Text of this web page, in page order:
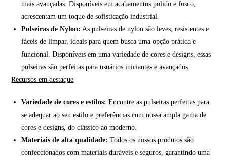
mais avançadas. Disponíveis em acabamentos polido e fosco,
acrescentam um toque de sofisticação industrial.
Pulseiras de Nylon: As pulseiras de nylon são leves, resistentes e
fáceis de limpar, ideais para quem busca uma opção prática e
funcional. Disponíveis em uma variedade de cores e designs, essas
pulseiras são perfeitas para usuários iniciantes e avançados.
Recursos em destaque
Variedade de cores e estilos: Encontre as pulseiras perfeitas para
se adequar ao seu estilo e preferências com nossa ampla gama de
cores e designs, do clássico ao moderno.
Materiais de alta qualidade: Todos os nossos produtos são
confeccionados com materiais duráveis e seguros, garantindo uma